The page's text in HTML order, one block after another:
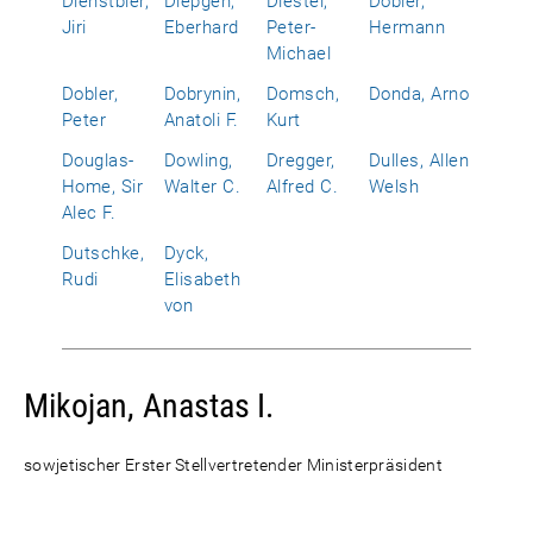
Jiri
Eberhard
Peter-
Michael
Hermann
Dobler,
Peter
Dobrynin,
Anatoli F.
Domsch,
Kurt
Donda, Arno
Douglas-
Home, Sir
Alec F.
Dowling,
Walter C.
Dregger,
Alfred C.
Dulles, Allen
Welsh
Dutschke,
Rudi
Dyck,
Elisabeth
von
Mikojan, Anastas I.
sowjetischer Erster Stellvertretender Ministerpräsident